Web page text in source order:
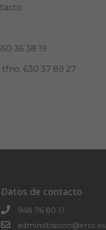
36 38 19
tfno. 630 37 89 27
Datos de contacto
948 76 80 11
administracion@erro.es